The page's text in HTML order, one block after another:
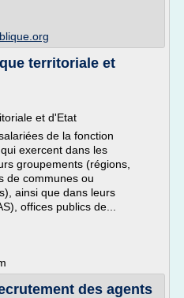
territoriale et
et d'Etat
de la fonction
exercent dans les
groupements (régions,
de communes ou
ainsi que dans leurs
offices publics de...
des agents